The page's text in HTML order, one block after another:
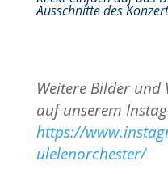
Ausschnitte des
Weitere Bilder
auf unserem
https://
ulelenorchester/